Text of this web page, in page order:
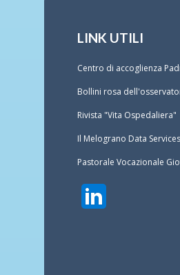
LINK UTILI
Centro di accoglienza
Bollini rosa
Rivista "Vita Ospedaliera"
Il Melograno Data Services
Pastorale Vocazionale